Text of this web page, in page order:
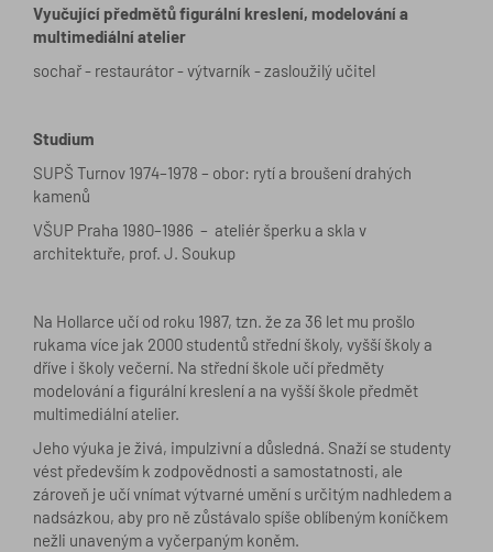
Vyučující předmětů figurální kreslení, modelování a
multimediální atelier
sochař - restaurátor - výtvarník - zasloužilý učitel
Studium
SUPŠ Turnov 1974–1978 – obor: rytí a broušení drahých
kamenů
VŠUP Praha 1980–1986 – ateliér šperku a skla v
architektuře, prof. J. Soukup
Na Hollarce učí od roku 1987, tzn. že za 36 let mu prošlo
rukama více jak 2000 studentů střední školy, vyšší školy a
dříve i školy večerní. Na střední škole učí předměty
modelování a figurální kreslení a na vyšší škole předmět
multimediální atelier.
Jeho výuka je živá, impulzivní a důsledná. Snaží se studenty
vést především k zodpovědnosti a samostatnosti, ale
zároveň je učí vnímat výtvarné umění s určitým nadhledem a
nadsázkou, aby pro ně zůstávalo spíše oblíbeným koníčkem
nežli unaveným a vyčerpaným koněm.